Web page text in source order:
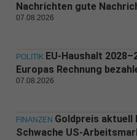
Nachrichten gute
07.08.2026
POLITIK EU-Haushalt
Europas Rechnung
07.08.2026
FINANZEN Goldpreis
Schwache US-